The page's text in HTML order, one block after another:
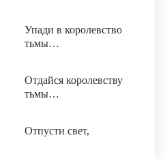
Упади в королевство
тьмы…
Отдайся королевству
тьмы…
Отпусти свет,